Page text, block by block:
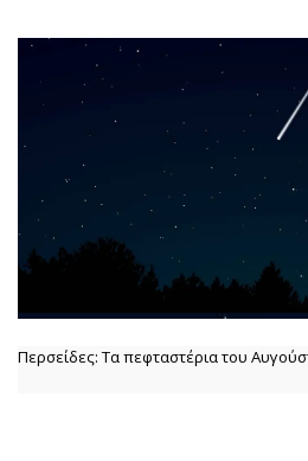
Περσείδες: Τα πεφταστέρια του